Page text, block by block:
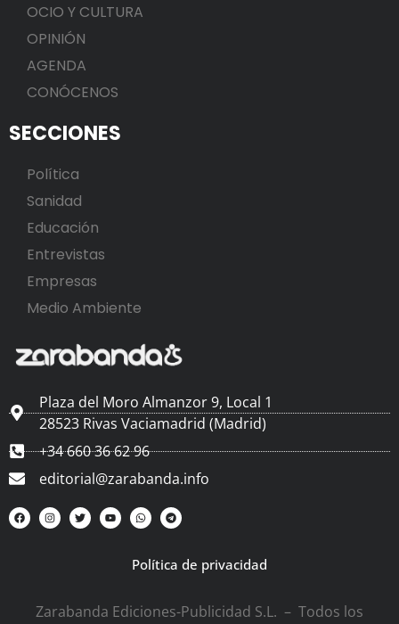
OCIO Y CULTURA
OPINIÓN
AGENDA
CONÓCENOS
SECCIONES
Política
Sanidad
Educación
Entrevistas
Empresas
Medio Ambiente
Plaza del Moro Almanzor 9, Local 1
28523 Rivas Vaciamadrid (Madrid)
+34 660 36 62 96
editorial@zarabanda.info
Política de privacidad
Zarabanda Ediciones-Publicidad S.L. – Todos los